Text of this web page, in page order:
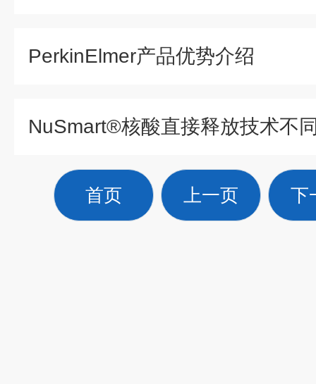
PerkinElmer产品优势介绍
首页 上一页 下